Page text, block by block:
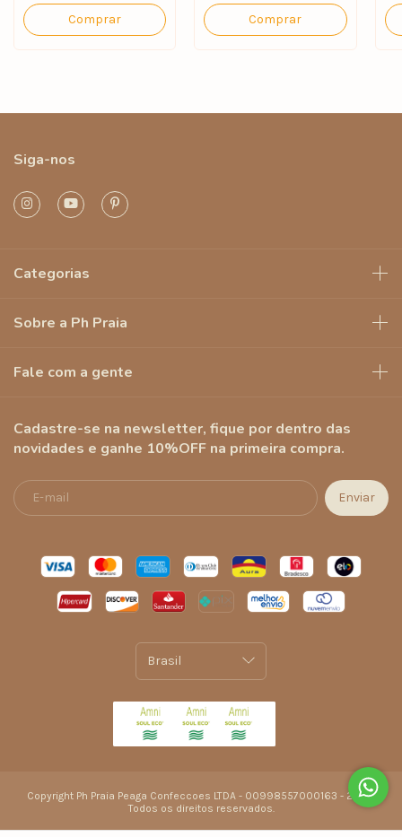
Comprar Comprar
Siga-nos
Categorias
Sobre a Ph Praia
Fale com a gente
Cadastre-se na newsletter, fique por dentro das
novidades e ganhe 10%OFF na primeira compra.
Copyright Ph Praia Peaga Confeccoes LTDA - 00998557000163 - 2026.
Todos os direitos reservados.